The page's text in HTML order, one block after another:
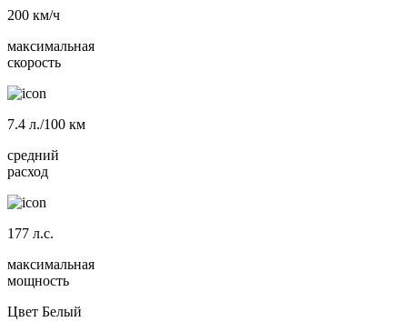
200 км/ч
максимальная
скорость
7.4 л./100 км
средний
расход
177 л.с.
максимальная
мощность
Цвет Белый